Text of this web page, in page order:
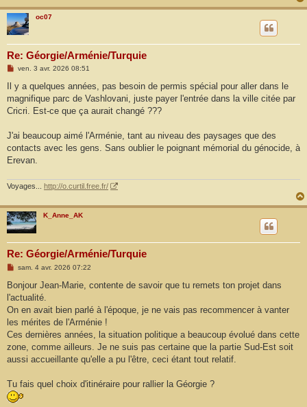
oc07
Re: Géorgie/Arménie/Turquie
M
s
s
a
g
ven. 3 avr. 2026 08:51
Il y a quelques années, pas besoin de permis spécial pour aller dans le
magnifique parc de Vashlovani, juste payer l'entrée dans la ville citée par
Cricri. Est-ce que ça aurait changé ???
J'ai beaucoup aimé l'Arménie, tant au niveau des paysages que des
contacts avec les gens. Sans oublier le poignant mémorial du génocide, à
Erevan.
Voyages... http://o.curtil.free.fr/
K_Anne_AK
Re: Géorgie/Arménie/Turquie
M
s
a
g
sam. 4 avr. 2026 07:22
Bonjour Jean-Marie, contente de savoir que tu remets ton projet dans
l'actualité.
On en avait bien parlé à l'époque, je ne vais pas recommencer à vanter
les mérites de l'Arménie !
Ces dernières années, la situation politique a beaucoup évolué dans cette
zone, comme ailleurs. Je ne suis pas certaine que la partie Sud-Est soit
aussi accueillante qu'elle a pu l'être, ceci étant tout relatif.
Tu fais quel choix d'itinéraire pour rallier la Géorgie ?